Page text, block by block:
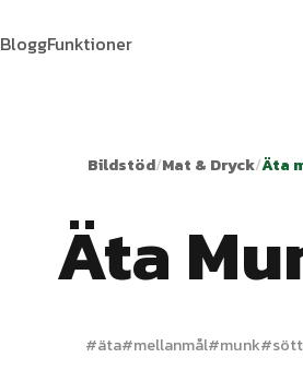
BloggFunktioner
Bildstöd/Mat & Dryck/Äta
Äta
#äta#mellanmål#munk#sött